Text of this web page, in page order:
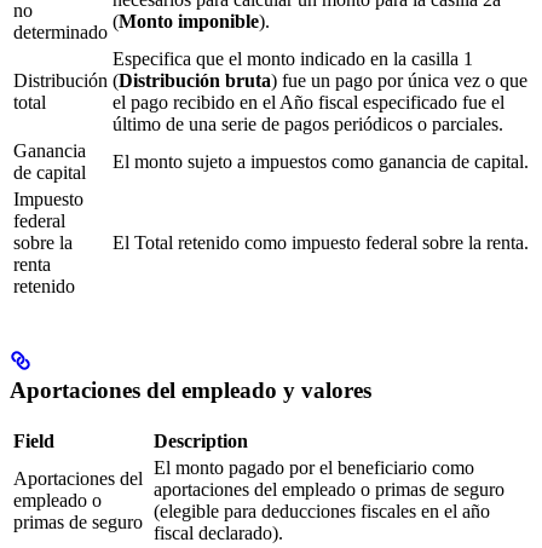
no
determinado
(Monto imponible).
Distribución
total
Especifica que el monto indicado en la casilla 1
(Distribución bruta) fue un pago por única vez o que
el pago recibido en el Año fiscal especificado fue el
último de una serie de pagos periódicos o parciales.
Ganancia
de capital
El monto sujeto a impuestos como ganancia de capital.
Impuesto
federal
sobre la
renta
retenido
El Total retenido como impuesto federal sobre la renta.
Aportaciones del empleado y valores
Field
Description
Aportaciones del
empleado o
primas de seguro
El monto pagado por el beneficiario como
aportaciones del empleado o primas de seguro
(elegible para deducciones fiscales en el año
fiscal declarado).